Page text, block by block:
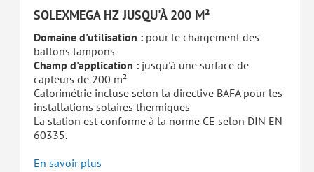
SOLEXMEGA HZ JUSQU'À 200 M²
Domaine d'utilisation : pour le chargement des
ballons tampons
Champ d'application : jusqu'à une surface de
capteurs de 200 m²
Calorimétrie incluse selon la directive BAFA pour les
installations solaires thermiques
La station est conforme à la norme CE selon DIN EN
60335.
En savoir plus